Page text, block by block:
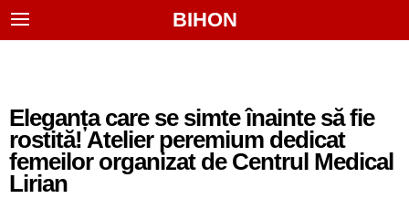
BIHON
Eleganța care se simte înainte să fie
rostită! Atelier peremium dedicat
femeilor organizat de Centrul Medical
Lirian